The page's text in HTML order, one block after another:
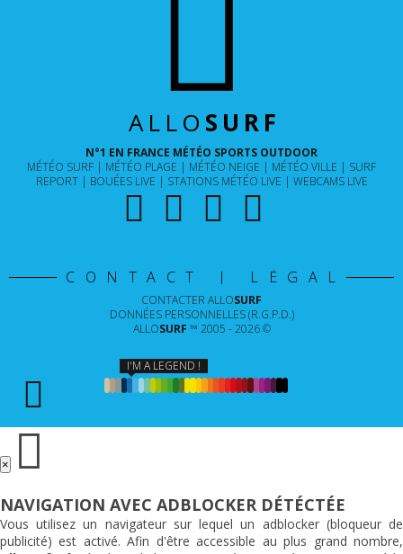
ALLO SURF
N°1 EN FRANCE MÉTÉO SPORTS OUTDOOR
MÉTÉO SURF
MÉTÉO PLAGE MÉTÉO NEIGE MÉTÉO VILLE
SURF
REPORT
BOUÉES LIVE STATIONS MÉTÉO LIVE WEBCAMS LIVE
CONTACT | LÉGAL
CONTACTER ALLOSURF
DONNÉES PERSONNELLES (R.G.P.D.)
ALLOSURF ™ 2005 - 2026 ©
I'M A LEGEND !
×
NAVIGATION AVEC ADBLOCKER DÉTÉCTÉE
Vous utilisez un navigateur sur lequel un adblocker (bloqueur de
publicité) est activé. Afin d'être accessible au plus grand nombre,